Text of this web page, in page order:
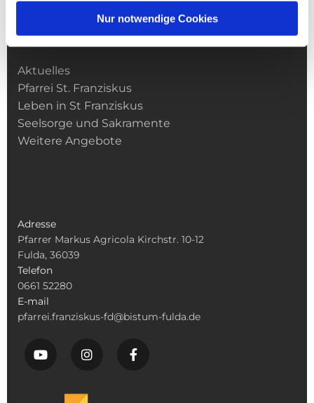
Nur notwendige Cookies
Kirchengemeinde­­ St. Franziskus
Aktuelles
Pfarrei St. Franziskus
Leben in St Franziskus
Seelsorge und Sakramente
Weitere Angebote
Adresse
Pfarrer Markus Agricola Kirchstr. 10-12
Fulda, 36039
Telefon
0661 52280
E-mail
pfarrei.franziskus-fd@bistum-fulda.de